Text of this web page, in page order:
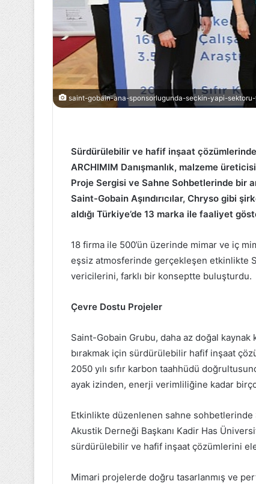
saint-gobain-ana-sponsorlugunda-seckin-yapi-
Sürdürülebilir ve hafif inşaat
ARCHIMIM Danışmanlık, malzeme
Proje Sergisi ve Sahne Sohbetlerinde bir
Saint-Gobain Aşındırıcılar, Chryso gibi
aldığı Türkiye’de 13 marka ile faaliyet
18 firma ile 500’ün üzerinde mimar ve iç
eşsiz atmosferinde gerçekleşen etkinlikte
vericilerini, farklı bir konseptte buluşturdu.
Çevre Dostu Projeler
Saint-Gobain Grubu, daha az doğal
bırakmak için sürdürülebilir hafif inşaat
2050 yılı sıfır karbon taahhüdü
ayak izinden, enerji verimliliğine kadar
Etkinlikte düzenlenen sahne
Akustik Derneği Başkanı Kadir Has
sürdürülebilir ve hafif inşaat çözümlerini ele
Mimari projelerde doğru tasarlanmış ve
Emeklilere
Promosyon
Ödemesi
Yapan
25 Eylül 2021
Emeklilere
Ödemesi